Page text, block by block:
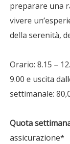
preparare una
vivere
della serenità,
Orario: 8.15 –
9.00 e uscita
settimanale:
Quota
assicurazione*